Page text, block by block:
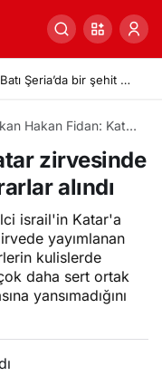
Şeria’da bir şehit ve
Hakan Fidan: Katar
kararlar alındı
zirvesinde
alındı
israil'in Katar'a
yayımlanan
kulislerde
çok daha sert ortak
yansımadığını